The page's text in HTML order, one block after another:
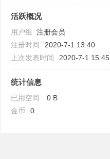
活跃概况
用户组 注册会员
注册时间
2020-7-1 13:40
上次发表时间
2020-7-1 15:45
统计信息
已用空间 0 B
金币
0